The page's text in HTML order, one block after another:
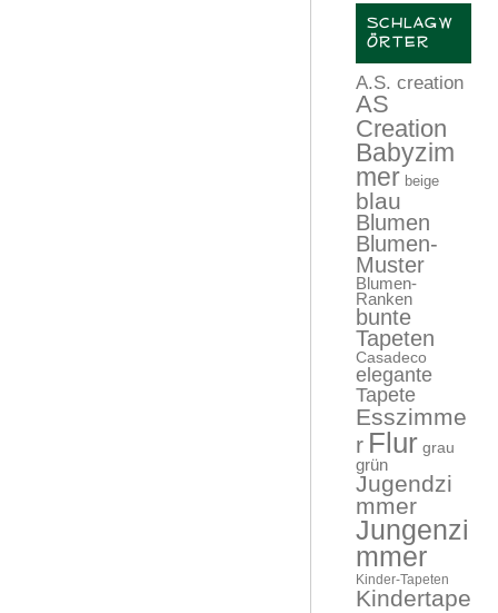
SCHLAGW
ÖRTER
A.S. creation
AS
Creation
Babyzim
mer beige
blau
Blumen
Blumen-
Muster
Blumen-
Ranken
bunte
Tapeten
Casadeco
elegante
Tapete
Esszimme
r Flur grau
grün
Jugendzi
mmer
Jungenzi
mmer
Kinder-Tapeten
Kindertape